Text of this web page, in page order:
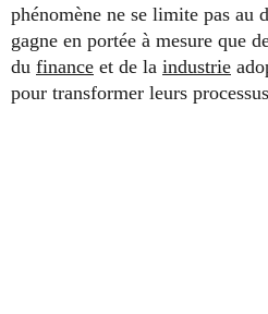
phénomène ne se limite pas au
gagne en portée à mesure que
du finance et de la industrie
pour transformer leurs